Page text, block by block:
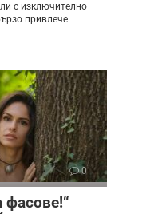
с изключително
привлече
0
фасове!“